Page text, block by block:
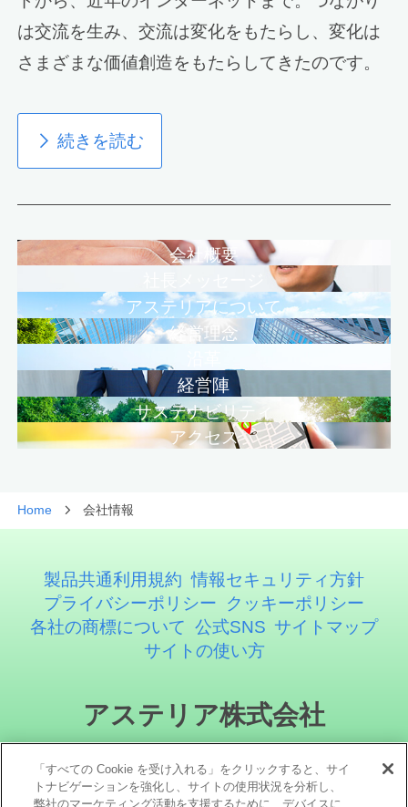
は交流を生み、交流は変化をもたらし、変化は
さまざまな価値創造をもたらしてきたのです。
続きを読む
会社概要
アステリアについて
経営理念
創業理念
経営陣
サステナビリティ
アクセス
Home 会社情報
製品共通利用規約 情報セキュリティ方針
プライバシーポリシー
クッキーポリシー
各社の商標について 公式SNS サイトマップ
サイトの使い方
アステリア株式会社
「すべての Cookie を受け入れる」をクリックすると、サイ
トナビゲーションを強化し、サイトの使用状況を分析し、
弊社のマーケティング活動を支援するために、デバイスに